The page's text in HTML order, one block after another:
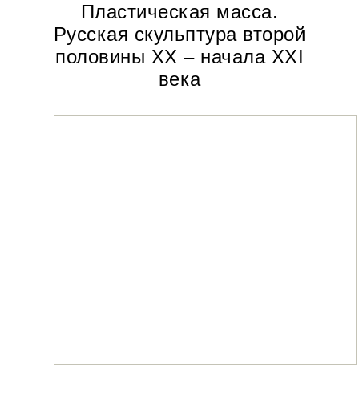
Пластическая масса.
Русская скульптура второй
половины XX – начала XXI
века